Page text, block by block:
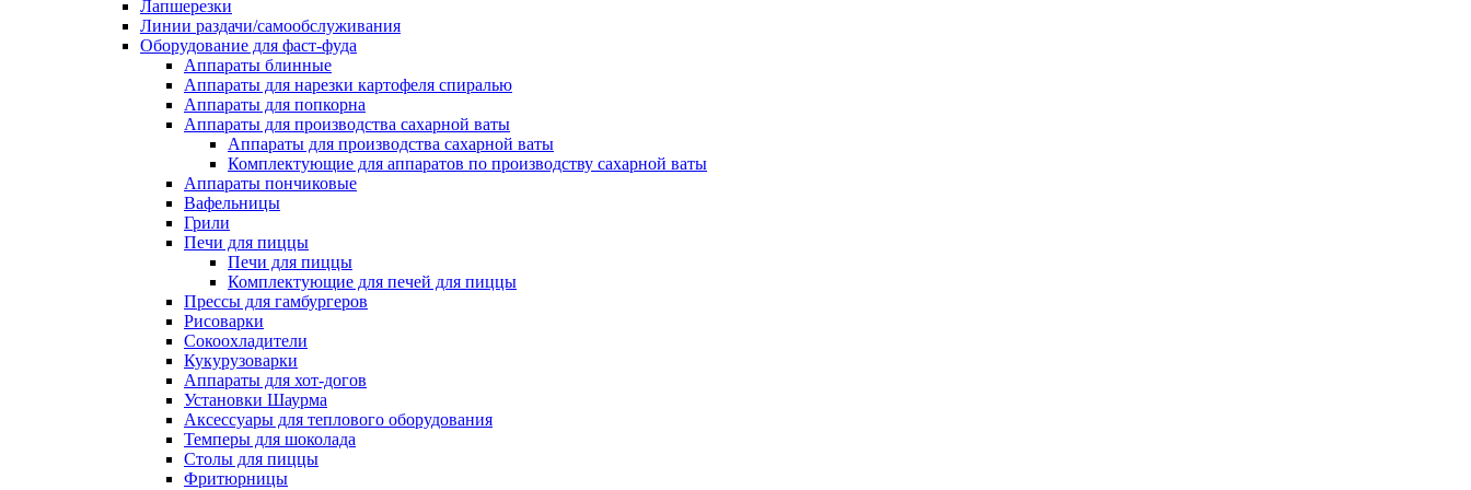
Лапшерезки
Линии раздачи/самообслуживания
Оборудование для фаст-фуда
Аппараты блинные
Аппараты для нарезки картофеля спиралью
Аппараты для попкорна
Аппараты для производства сахарной ваты
Аппараты для производства сахарной ваты
Комплектующие для аппаратов по производству сахарной ваты
Аппараты пончиковые
Вафельницы
Грили
Печи для пиццы
Печи для пиццы
Комплектующие для печей для пиццы
Прессы для гамбургеров
Рисоварки
Сокоохладители
Кукурузоварки
Аппараты для хот-догов
Установки Шаурма
Аксессуары для теплового оборудования
Темперы для шоколада
Столы для пиццы
Фритюрницы